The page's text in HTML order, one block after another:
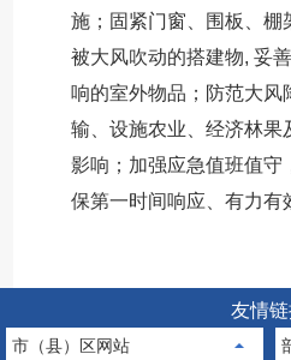
施；固紧门窗、围板、棚
被大风吹动的搭建物, 妥
响的室外物品；防范大风
输、设施农业、经济林果
影响；加强应急值班值守
保第一时间响应、有力有
友情
市（县）区网站